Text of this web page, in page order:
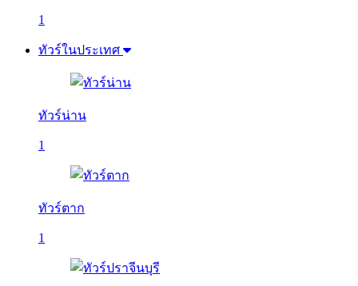
1
ทัวร์ในประเทศ
ทัวร์น่าน
1
ทัวร์ตาก
1